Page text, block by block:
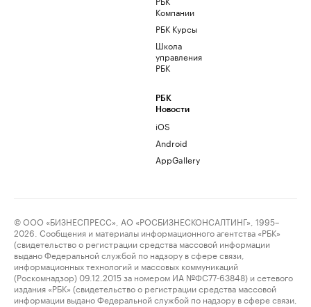
Компании
РБК Курсы
Школа
управления
РБК
РБК
Новости
iOS
Android
AppGallery
© ООО «БИЗНЕСПРЕСС», АО «РОСБИЗНЕСКОНСАЛТИНГ», 1995–
2026. Сообщения и материалы информационного агентства «РБК»
(свидетельство о регистрации средства массовой информации
выдано Федеральной службой по надзору в сфере связи,
информационных технологий и массовых коммуникаций
(Роскомнадзор) 09.12.2015 за номером ИА №ФС77-63848) и сетевого
издания «РБК» (свидетельство о регистрации средства массовой
информации выдано Федеральной службой по надзору в сфере связи,